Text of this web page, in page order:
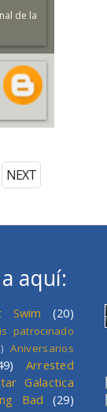
de la
NEXT
aquí:
Swim
(20)
patrocinado
Aniversarios
Arrested
Galactica
Bad (29)